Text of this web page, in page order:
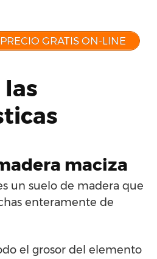
GRATIS ON-LINE
las
maciza
un suelo de madera que
enteramente de
el grosor del elemento